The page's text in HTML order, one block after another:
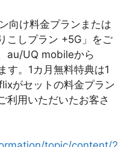
向け料金プランまたは
こしプラン +5G」をご
au/UQ mobileから
す。1カ月無料特典は1
がセットの料金プラン
利用いただいたお客さ